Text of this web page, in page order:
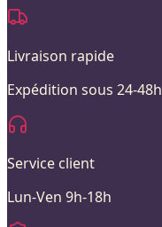
Livraison rapide
Expédition sous 24-48h
Service client
Lun-Ven 9h-18h